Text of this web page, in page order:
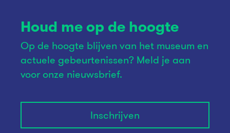
Houd me op de hoogte
Op de hoogte blijven van het museum en
actuele gebeurtenissen? Meld je aan
voor onze nieuwsbrief.
Inschrijven